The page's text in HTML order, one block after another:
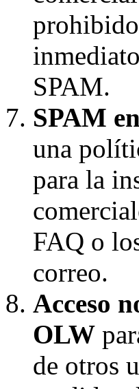
SPAM.
SPAM
una
para la
FAQ o
correo.
Acceso
OLW
de otros